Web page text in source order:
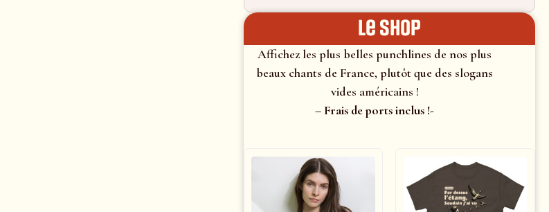
le shop
Affichez les plus belles punchlines de nos plus
beaux chants de France, plutôt que des slogans
vides américains !
– Frais de ports inclus !-